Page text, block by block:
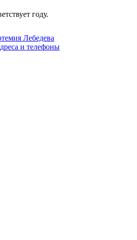
году.
Лебедева
и телефоны